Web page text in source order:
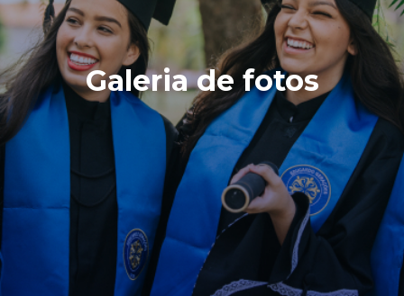
Galeria de fotos